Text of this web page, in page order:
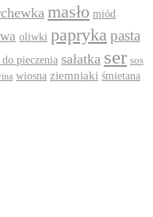
masło miód
oliwki paprykapasta
pieczenia sałatka ser sos
wiosna ziemniaki śmietana